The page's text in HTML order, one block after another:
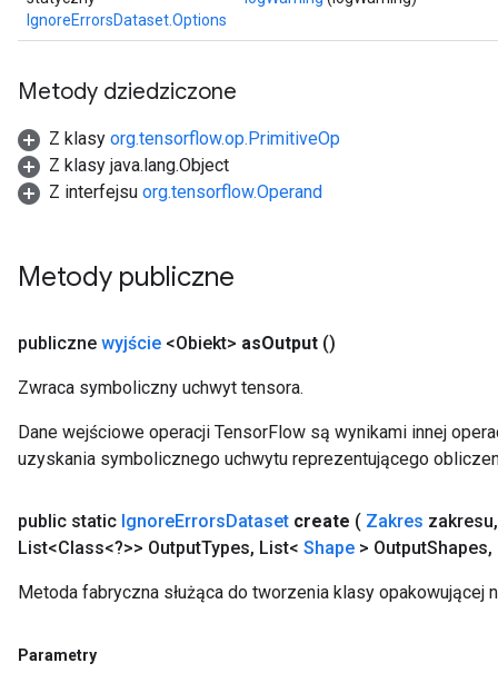
IgnoreErrorsDataset.Options
Metody dziedziczone
Z klasy org.tensorflow.op.PrimitiveOp
Z klasy java.lang.Object
Z interfejsu org.tensorflow.Operand
Metody publiczne
publiczne wyjście <Obiekt> asOutput ()
Zwraca symboliczny uchwyt tensora.
Dane wejściowe operacji TensorFlow są wynikami innej
uzyskania symbolicznego uchwytu reprezentującego
public static IgnoreErrorsDataset create ( Zakres zakresu,
List<Class<?>> OutputTypes, List< Shape > OutputShapes,
Metoda fabryczna służąca do tworzenia klasy opakowującej
Parametry